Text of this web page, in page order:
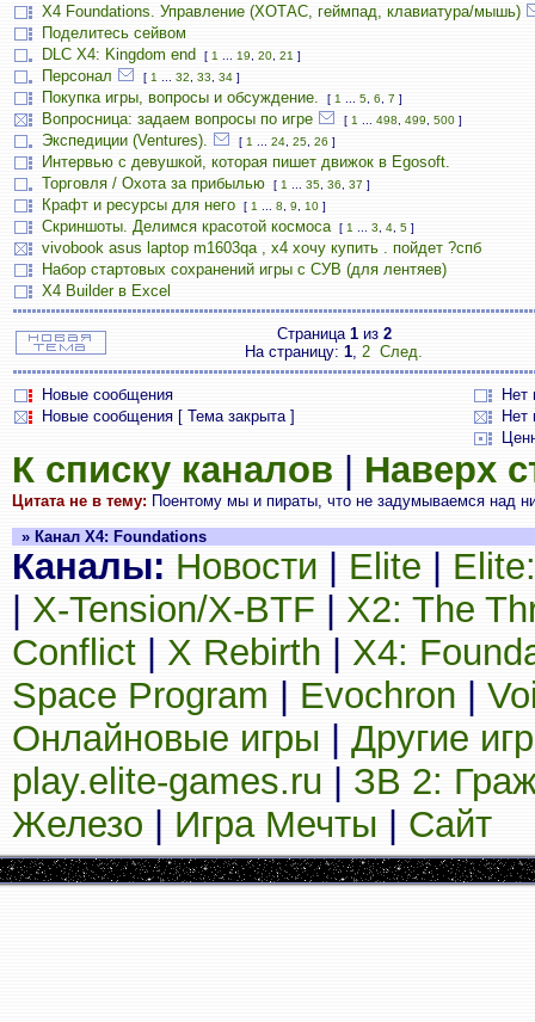
X4 Foundations. Управление (ХОТАС, геймпад, клавиатура/мышь)
Поделитесь сейвом
DLC X4: Kingdom end
[ 1 19 20 21 ]
Персонал [ 1 32 33 34 ]
Покупка игры, вопросы и обсуждение. [ 1 5 6 7 ]
Вопросница: задаем вопросы по игре [ 1 498 499 500 ]
Экспедиции (Ventures). [ 1 24 25 26 ]
Интервью с девушкой, которая пишет движок в Egosoft.
Торговля / Охота за прибылью
[ 1 35 36 37 ]
Крафт и ресурсы для него [ 1 8 9 10 ]
Скриншоты. Делимся красотой космоса [ 1 3 4 5 ]
vivobook asus laptop m1603qa , х4 хочу купить . пойдет ?спб
Набор стартовых сохранений игры с СУВ (для лентяев)
X4 Builder в Excel
Страница 1из 2
На страницу: 1, 2 След.
Новые сообщения
Нет
Новые сообщения [ Тема закрыта ]
Нет
К списку каналов Наверх
Цитата не в тему: Поентому мы и пираты, что не задумываемся над
» Канал X4: Foundations
Каналы: Новости Elite
X-Tension/X-BTF
X2: The
Conflict
X Rebirth
X4:
Space Program
Evochron
Онлайновые игры
Другие
play.elite-games.ru
ЗВ 2:
Железо
Игра Мечты Сайт